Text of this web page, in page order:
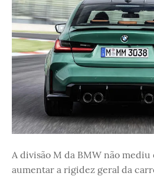
A divisão M da BMW não mediu
aumentar a rigidez geral da